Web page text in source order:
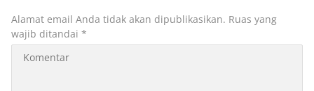
Alamat email Anda tidak akan dipublikasikan. Ruas yang
wajib ditandai *